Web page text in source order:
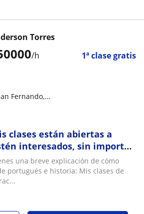
/h 1ª clase gratis
Torres
Fernando,...
clases están abiertas a
interesados, sin importar
de conocimiento. Cada
y dinámica, y
de que alcancen
una breve explicación de cómo
portugués e historia: Mis clases de